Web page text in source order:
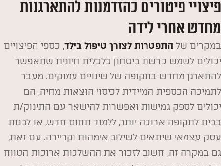
פיצויי פיטורים כהזדמנות להתארגנות
מחדש אחרי לידה
במקרים של התפטרות לצורך טיפול בילד, כספי הפיצויים
יכולים לשמש כרשת ביטחון כלכלית חיונית שתאפשר
להתארגן מחדש בתקופה של שינויים עמוקים. מעבר
לתמיכה הכספית המיידית לכיסוי הוצאות מחיה, הם
יכולים לספק גמישות ואפשרות להישאר עם התינוק/ת
בבית לתקופה ארוכה יותר, ללמוד תחום חדש, או לבנות
עסק עצמאי שיתאים לשילוב אימהות וקריירה. עם זאת,
גם במקרה זה, חשוב לזכור את ההשלכות ארוכות הטווח